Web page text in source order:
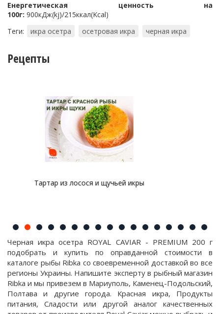
Енергетическая ценность на
100г: 900кДж(kj)/215ккал(Kcal)
Теги:
икра осетра осетровая икра черная икра
Рецепты
Тартар из форели с авокадо и
Черная икра осетра ROYAL CAVIAR - PREMIUM 200 г
подобрать и купить по оправданной стоимости в
каталоге рыбы Ribka со своевременной доставкой во все
регионы Украины. Напишите эксперту в рыбный магазин
Ribka и мы привезем в Мариуполь, Каменец-Подольский,
Полтава и другие города. Красная икра, Продукты
питания, Сладости или другой аналог качественных